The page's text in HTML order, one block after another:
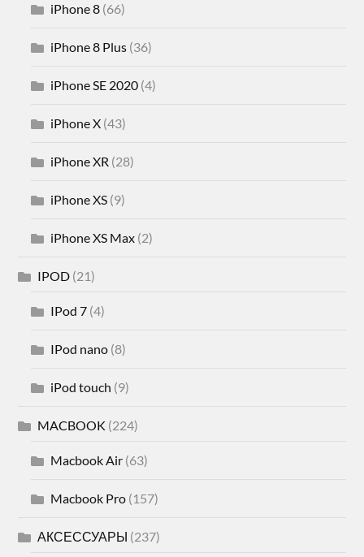
iPhone 8 (66)
iPhone 8 Plus (36)
iPhone SE 2020 (4)
iPhone X (43)
iPhone XR (28)
iPhone XS (9)
iPhone XS Max (2)
IPOD (21)
IPod 7 (4)
IPod nano (8)
iPod touch (9)
MACBOOK (224)
Macbook Air (63)
Macbook Pro (157)
АКСЕССУАРЫ (237)